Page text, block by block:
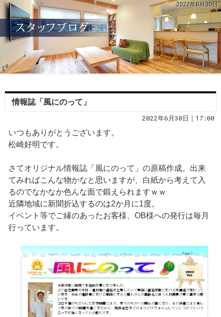
2022年6月30日
情報誌「風にのって」
2022年6月30日｜17:00
いつもありがとうございます。
松崎好明です。
さてオリジナル情報誌「風にのって」の原稿作成。出来
てみればこんな物かなと思いますが、白紙から考えて入
るのでなかなか色んな面で鍛えられますｗｗ
近隣地域に新聞折込するのは2か月に1度。
イベント等でご縁のあったお客様、OB様への発行は毎月
行っています。